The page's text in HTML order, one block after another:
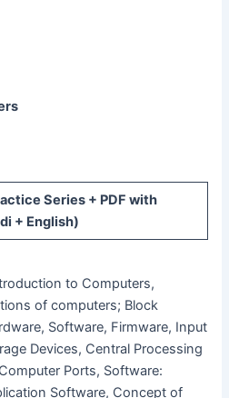
Series + PDF with
+ English)
to Computers,
of computers; Block
Software, Firmware, Input
Devices, Central Processing
Ports, Software:
Software, Concept of